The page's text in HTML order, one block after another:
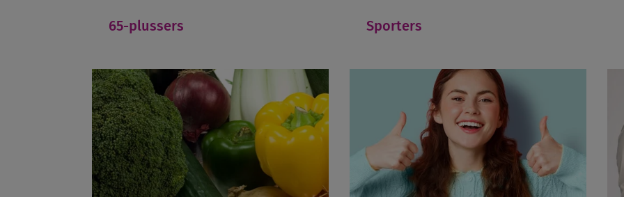
65-plussers Sporters